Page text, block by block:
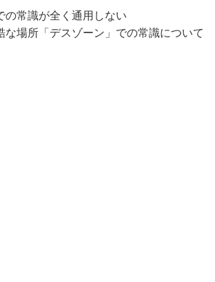
の常識が全く通用しない
な場所「デスゾーン」での常識について